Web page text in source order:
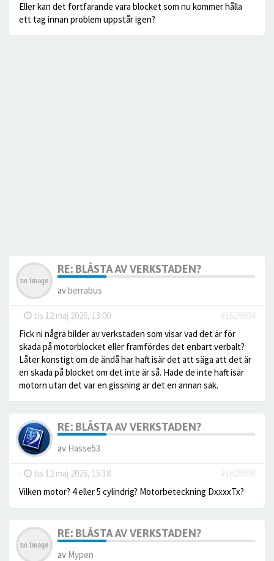
Eller kan det fortfarande vara blocket som nu kommer hålla
ett tag innan problem uppstår igen?
RE: BLÅSTA AV VERKSTADEN?
avberrabus
- tis 12 maj 2026, 13:00
#1628894
Fick ni några bilder av verkstaden som visar vad det är för
skada på motorblocket eller framfördes det enbart verbalt?
Låter konstigt om de ändå har haft isär det att säga att det är
en skada på blocket om det inte är så. Hade de inte haft isär
motorn utan det var en gissning är det en annan sak.
RE: BLÅSTA AV VERKSTADEN?
av Hasse53
- tis 12 maj 2026, 15:18
#1628898
Vilken motor? 4 eller 5 cylindrig? Motorbeteckning DxxxxTx?
RE: BLÅSTA AV VERKSTADEN?
av Mypen